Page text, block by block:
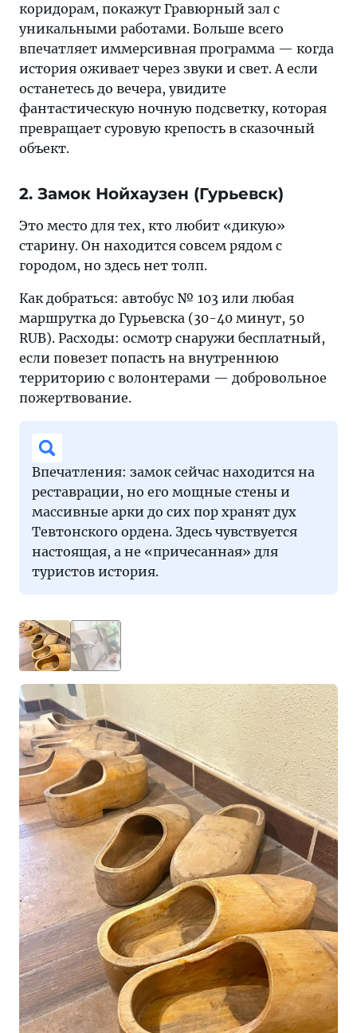
коридорам, покажут Гравюрный зал с
уникальными работами. Больше всего
впечатляет иммерсивная программа — когда
история оживает через звуки и свет. А если
останетесь до вечера, увидите
фантастическую ночную подсветку, которая
превращает суровую крепость в сказочный
объект.
2. Замок Нойхаузен (Гурьевск)
Это место для тех, кто любит «дикую»
старину. Он находится совсем рядом с
городом, но здесь нет толп.
Как добраться: автобус № 103 или любая
маршрутка до Гурьевска (30-40 минут, 50
RUB). Расходы: осмотр снаружи бесплатный,
если повезет попасть на внутреннюю
территорию с волонтерами — добровольное
пожертвование.
Впечатления: замок сейчас находится на
реставрации, но его мощные стены и
массивные арки до сих пор хранят дух
Тевтонского ордена. Здесь чувствуется
настоящая, а не «причесанная» для
туристов история.